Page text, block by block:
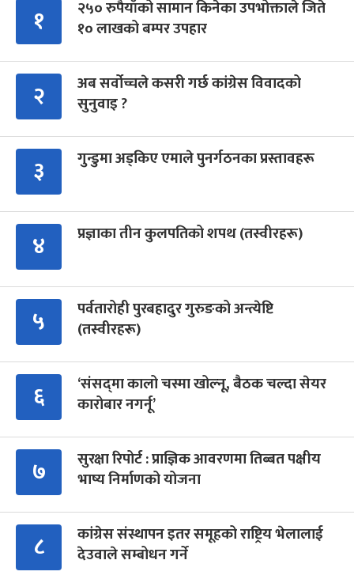
१
२५० रुपैयाँको सामान किनेका उपभोक्ताले जिते
१० लाखको बम्पर उपहार
२
अब सर्वोच्चले कसरी गर्छ कांग्रेस विवादको
सुनुवाइ ?
३ गुन्डुमा अड्किए एमाले पुनर्गठनका प्रस्तावहरू
४ प्रज्ञाका तीन कुलपतिको शपथ (तस्वीरहरू)
५
पर्वतारोही पुरबहादुर गुरुङको अन्त्येष्टि
(तस्वीरहरू)
६
‘संसद्‍मा कालो चस्मा खोल्नू, बैठक चल्दा सेयर
कारोबार नगर्नू’
७
सुरक्षा रिपोर्ट : प्राज्ञिक आवरणमा तिब्बत पक्षीय
भाष्य निर्माणको योजना
८
कांग्रेस संस्थापन इतर समूहको राष्ट्रिय भेलालाई
देउवाले सम्बोधन गर्ने